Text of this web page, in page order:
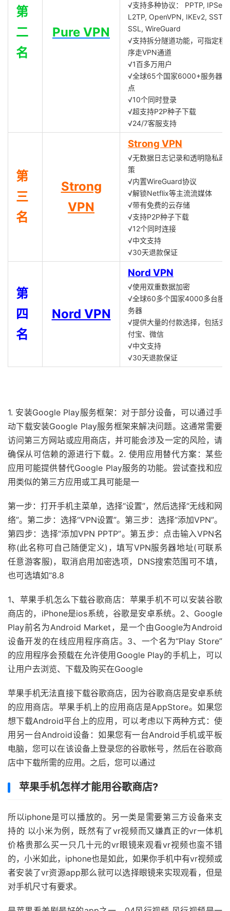
第
二
名
Pure VPN
√支持多种协议： PPTP, IPSec,
L2TP, OpenVPN, IKEv2, SSTP,
SSL, WireGuard
√支持拆分隧道功能，可指定程
序走VPN通道
√1百多万用户
√全球65个国家6000+服务器节
点
√10个同时登录
√超支持P2P种子下载
√24/7客服支持
第
三
名
Strong
VPN
Strong VPN
√无数据日志记录和透明隐私政
策
√内置WireGuard协议
√解锁Netflix等主流流媒体
√带有免费的云存储
√支持P2P种子下载
√12个同时连接
√中文支持
√30天退款保证
第
四
名
Nord VPN
Nord VPN
√使用双重数据加密
√全球60多个国家4000多台服
务器
√提供大量的付款选择，包括支
付宝、微信
√中文支持
√30天退款保证
1. 安装Google Play服务框架：对于部分设备，可以通过手
动下载安装Google Play服务框架来解决问题。这通常需要
访问第三方网站或应用商店，并可能会涉及一定的风险，请
确保从可信赖的源进行下载。2. 使用应用替代方案：某些
应用可能提供替代Google Play服务的功能。尝试查找和应
用类似的第三方应用或工具可能是一
第一步：打开手机主菜单，选择“设置”，然后选择“无线和网
络”。第二步：选择“VPN设置”。第三步：选择“添加VPN”。
第四步：选择“添加VPN PPTP”。第五步：点击输入VPN名
称(此名称可自己随便定义)，填写VPN服务器地址(可联系
任意游客服)，取消启用加密选项，DNS搜索范围可不填，
也可选填如“8.8
1、苹果手机怎么下载谷歌商店：苹果手机不可以安装谷歌
商店的，iPhone是ios系统，谷歌是安卓系统。2、Google
Play前名为Android Market，是一个由Google为Android
设备开发的在线应用程序商店。3、一个名为“Play Store”
的应用程序会预载在允许使用Google Play的手机上，可以
让用户去浏览、下载及购买在Google
苹果手机无法直接下载谷歌商店，因为谷歌商店是安卓系统
的应用商店。苹果手机上的应用商店是AppStore。如果您
想下载Android平台上的应用，可以考虑以下两种方式：使
用另一台Android设备：如果您有一台Android手机或平板
电脑，您可以在该设备上登录您的谷歌帐号，然后在谷歌商
店中下载所需的应用。之后，您可以通过
苹果手机怎样才能用谷歌商店?
所以iphone是可以播放的。另一类是需要第三方设备来支
持的 以小米为例，既然有了vr视频而又嫌真正的vr一体机
价格贵那么买一只几十元的vr眼镜来观看vr视频也蛮不错
的，小米如此，iphone也是如此，如果你手机中有vr视频或
者安装了vr资源app那么就可以选择眼镜来实现观看，但是
对手机尺寸有要求。